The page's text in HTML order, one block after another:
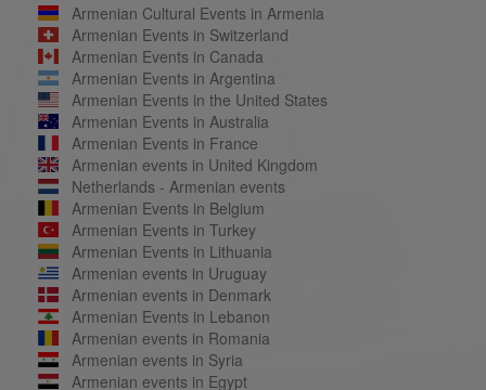
Armenian Cultural Events in Armenia
Armenian Events in Switzerland
Armenian Events in Canada
Armenian Events in Argentina
Armenian Events in the United States
Armenian Events in Australia
Armenian Events in France
Armenian events in United Kingdom
Netherlands - Armenian events
Armenian Events in Belgium
Armenian Events in Turkey
Armenian Events in Lithuania
Armenian events in Uruguay
Armenian events in Denmark
Armenian Events in Lebanon
Armenian events in Romania
Armenian events in Syria
Armenian events in Egypt